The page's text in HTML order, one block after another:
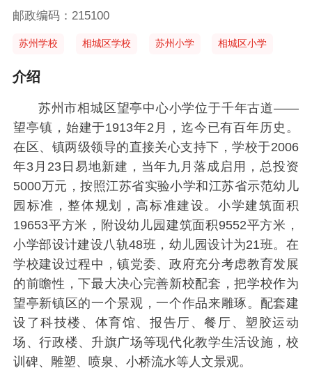
邮政编码：215100
苏州学校 相城区学校 苏州小学 相城区小学
介绍
苏州市相城区望亭中心小学位于千年古道——
望亭镇，始建于1913年2月，迄今已有百年历史。
在区、镇两级领导的直接关心支持下，学校于2006
年3月23日易地新建，当年九月落成启用，总投资
5000万元，按照江苏省实验小学和江苏省示范幼儿
园标准，整体规划，高标准建设。小学建筑面积
19653平方米，附设幼儿园建筑面积9552平方米，
小学部设计建设八轨48班，幼儿园设计为21班。在
学校建设过程中，镇党委、政府充分考虑教育发展
的前瞻性，下最大决心完善新校配套，把学校作为
望亭新镇区的一个景观，一个作品来雕琢。配套建
设了科技楼、体育馆、报告厅、餐厅、塑胶运动
场、行政楼、升旗广场等现代化教学生活设施，校
训碑、雕塑、喷泉、小桥流水等人文景观。